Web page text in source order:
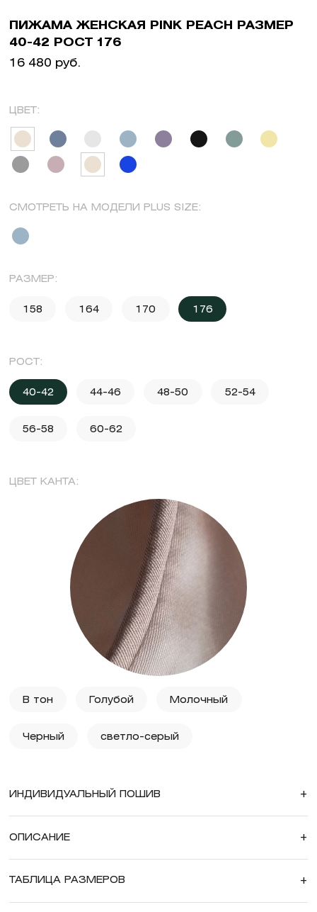
ПИЖАМА ЖЕНСКАЯ PINK PEACH РАЗМЕР
40-42 РОСТ 176
16 480 руб.
ЦВЕТ:
СМОТРЕТЬ НА МОДЕЛИ PLUS SIZE:
РАЗМЕР:
158 164 170 176
РОСТ:
40-42 44-46 48-50 52-54
56-58 60-62
ЦВЕТ КАНТА:
В тон Голубой Молочный
Черный светло-серый
ИНДИВИДУАЛЬНЫЙ ПОШИВ +
ОПИСАНИЕ +
ТАБЛИЦА РАЗМЕРОВ +